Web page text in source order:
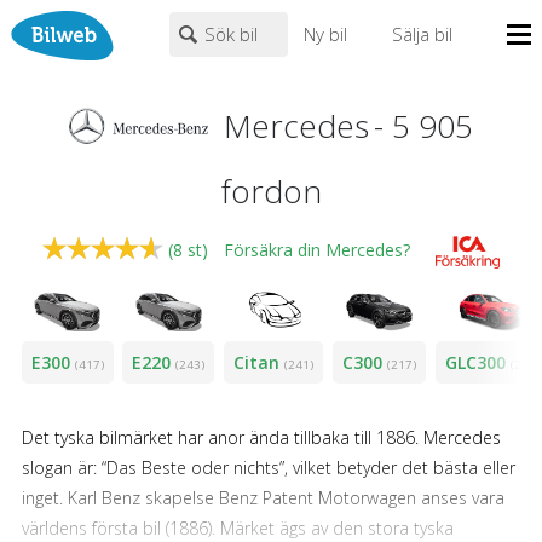
Sök bil Ny bil Sälja bil
Bilhandlare
Nyheter
Billån
Kontakt
Om oss
Auktioner
PERSONBIL TRANSPORT HUSBIL/HUSVAGN MC/MOPED/ATV
Endast fordon från MRF-anslutna handlare
Populära märken Volvo Audi,Mercedes ,Volkswagen BMW
Justera priset genom att dra i knapparna
Mercedes- 5 905
fordon
(8 st) Försäkra din Mercedes?
E300 (417) E220(243) Citan(241) C300 (217) GLC300
Det tyska bilmärket har anor ända tillbaka till 1886. Mercedes
slogan är: “Das Beste oder nichts”, vilket betyder det bästa eller
inget. Karl Benz skapelse Benz Patent Motorwagen anses vara
världens första bil (1886). Märket ägs av den stora tyska